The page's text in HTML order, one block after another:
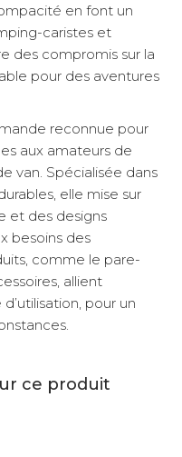
en font un
caristes et
des compromis sur la
pour des aventures
reconnue pour
aux amateurs de
van. Spécialisée dans
elle mise sur
et des designs
besoins des
comme le pare-
allient
pour un
ce produit